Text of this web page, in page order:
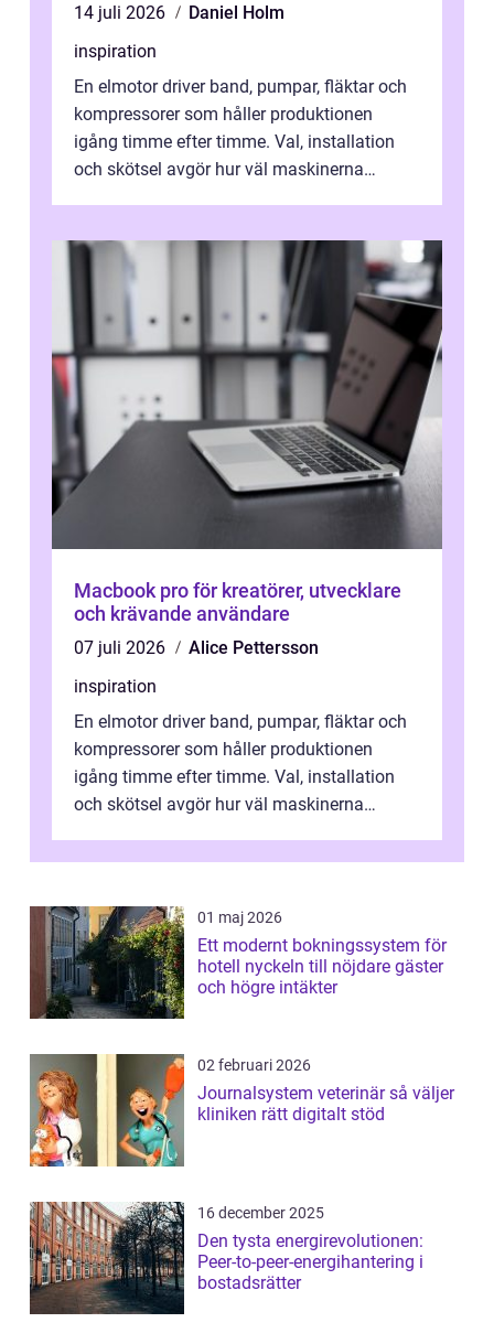
14 juli 2026
Daniel Holm
inspiration
En elmotor driver band, pumpar, fläktar och
kompressorer som håller produktionen
igång timme efter timme. Val, installation
och skötsel avgör hur väl maskinerna
Macbook pro för kreatörer, utvecklare
och krävande användare
07 juli 2026
Alice Pettersson
inspiration
En elmotor driver band, pumpar, fläktar och
kompressorer som håller produktionen
igång timme efter timme. Val, installation
och skötsel avgör hur väl maskinerna
01 maj 2026
Ett modernt bokningssystem för
hotell nyckeln till nöjdare gäster
och högre intäkter
02 februari 2026
Journalsystem veterinär så väljer
kliniken rätt digitalt stöd
16 december 2025
Den tysta energirevolutionen:
Peer-to-peer-energihantering i
bostadsrätter